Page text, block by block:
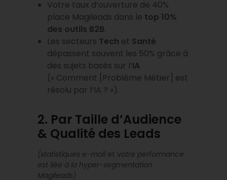
Votre taux d’ouverture de 40%
place Magileads dans le top 10%
des outils B2B.
Les secteurs Tech et Santé
dépassent souvent les 50% grâce à
des sujets basés sur l’IA
(« Comment [Problème Métier] est
résolu par l’IA ? »).
2. Par Taille d’Audience
& Qualité des Leads
(statistiques e-mail et votre performance
est liée à la hyper-segmentation
Magileads)